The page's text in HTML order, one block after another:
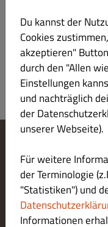
Extra Beilagen
Es wurde kein Menü-
Cookie-Einstellungen
Kontaktiere uns
Datenschutzerklärung
Allgemeine
Impressum
LIEFERUNG
Du kannst der
Cookies
akzeptieren"
durch den "Allen
Einstellungen
und nachträglich
der
unserer Webseite).
Für weitere
der Terminologie
"Statistiken") und
Informationen